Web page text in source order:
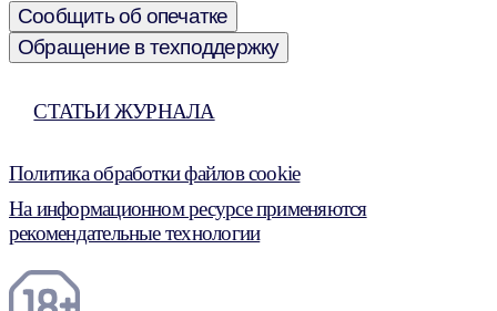
Сообщить об опечатке
Обращение в техподдержку
СТАТЬИ ЖУРНАЛА
Политика обработки файлов cookie
На информационном ресурсе применяются
рекомендательные технологии